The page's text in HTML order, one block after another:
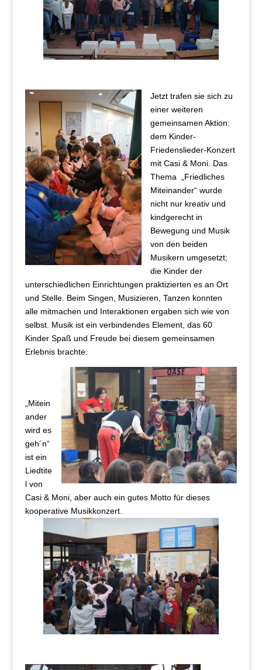
Jetzt trafen sie sich zu
einer weiteren
gemeinsamen Aktion:
dem Kinder-
Friedenslieder-Konzert
mit Casi & Moni. Das
Thema „Friedliches
Miteinander“ wurde
nicht nur kreativ und
kindgerecht in
Bewegung und Musik
von den beiden
Musikern umgesetzt;
die Kinder der
unterschiedlichen Einrichtungen praktizierten es an Ort
und Stelle. Beim Singen, Musizieren, Tanzen konnten
alle mitmachen und Interaktionen ergaben sich wie von
selbst. Musik ist ein verbindendes Element, das 60
Kinder Spaß und Freude bei diesem gemeinsamen
Erlebnis brachte.
„Mitein
ander
wird es
geh´n“
ist ein
Liedtite
l von
Casi & Moni, aber auch ein gutes Motto für dieses
kooperative Musikkonzert.